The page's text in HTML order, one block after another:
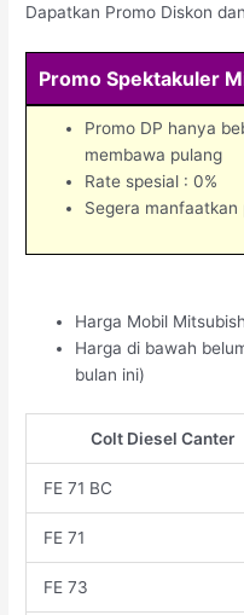
Dapatkan Promo Diskon
Promo Spektakuler
Promo DP hanya
membawa pulang
Rate spesial : 0%
Segera manfaatkan
Harga Mobil
Harga di bawah
bulan ini)
Colt Diesel Canter
FE 71 BC
FE 71
FE 73